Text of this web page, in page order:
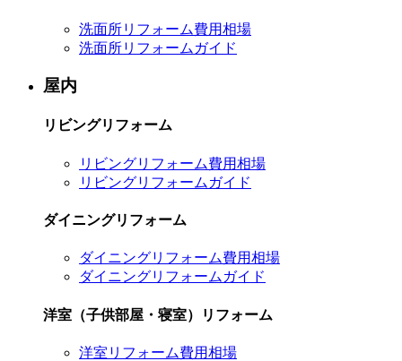
洗面所リフォーム費用相場
洗面所リフォームガイド
屋内
リビングリフォーム
リビングリフォーム費用相場
リビングリフォームガイド
ダイニングリフォーム
ダイニングリフォーム費用相場
ダイニングリフォームガイド
洋室（子供部屋・寝室）リフォーム
洋室リフォーム費用相場